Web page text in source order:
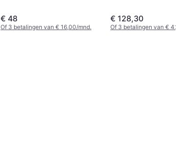
€ 48
Of 3 betalingen van € 16,00/mnd.
€ 128,30
Of 3 betalingen van € 42,76/